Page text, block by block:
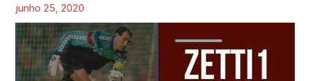
junho 25, 2020